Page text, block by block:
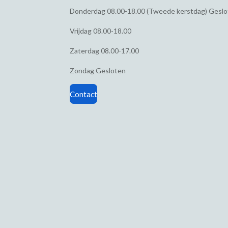
Donderdag08.00-18.00 (Tweede kerstdag)
Vrijdag08.00-18.00
Zaterdag08.00-17.00
ZondagGesloten
Contact